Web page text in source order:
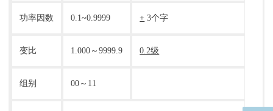
功率因数 0.1~0.9999 + 3个字
变比 1.000～9999.9 0.2级
组别 00～11